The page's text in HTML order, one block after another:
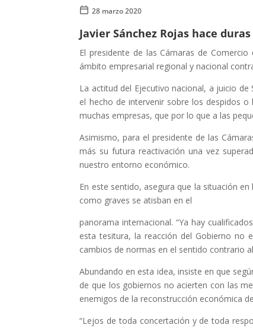
 28 marzo 2020
Javier Sánchez Rojas hace
El presidente de las Cámaras de
ámbito empresarial regional y nacional
La actitud del Ejecutivo nacional, a juicio
el hecho de intervenir sobre los despidos
muchas empresas, que por lo que a las
Asimismo, para el presidente de las
más su futura reactivación una vez
nuestro entorno económico.
En este sentido, asegura que la situación
como graves se atisban en el
panorama internacional. “Ya hay
esta tesitura, la reacción del Gobierno no
cambios de normas en el sentido contrario
Abundando en esta idea, insiste en que
de que los gobiernos no acierten con las
enemigos de la reconstrucción económica
“Lejos de toda concertación y de toda